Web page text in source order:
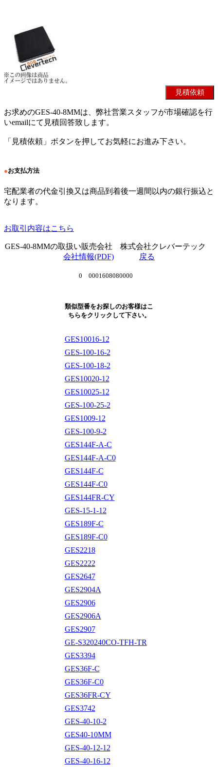
お求めのGES-40-8MMは、弊社営業スタッフが市場確認を行
いemailにて見積回答致します。
「見積依頼」ボタンを押してお気軽にお進み下さい。
●お支払方法
宅配業者の代金引換又は商品到着後一週間以内の銀行振込と
なります。
お取引内容はこちら
GES-40-8MMの取扱い販売会社 株式会社クレバーテック
会社情報(PDF)
戻る
0 0001608080000
類似型番をお探しのお客様はこ
ちらをクリックして下さい。
GES10016-12
GES-100-16-2
GES-100-18-2
GES10020-12
GES10025-12
GES-100-25-2
GES1009-12
GES-100-9-2
GES144F-A-C
GES144F-A-C0
GES144F-C
GES144F-C0
GES144FR-CY
GES-15-1-12
GES189F-C
GES189F-C0
GES2218
GES2222
GES2647
GES2904A
GES2906
GES2906A
GES2907
GE-S320240CO-TFH-TR
GES3394
GES36F-C
GES36F-C0
GES36FR-CY
GES3742
GES-40-10-2
GES40-10MM
GES-40-12-12
GES-40-16-12